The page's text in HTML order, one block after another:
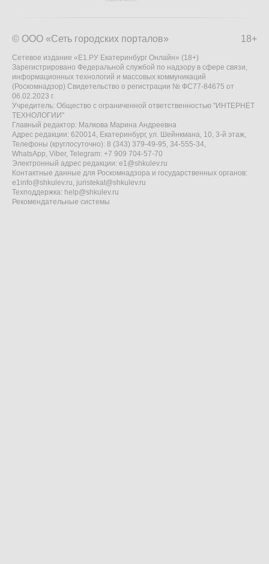
18+
© ООО «Сеть городских порталов»
Сетевое издание «Е1.РУ Екатеринбург Онлайн» (18+)
Зарегистрировано Федеральной службой по надзору в сфере связи,
информационных технологий и массовых коммуникаций
(Роскомнадзор) Свидетельство о регистрации № ФС77-84675 от
06.02.2023 г.
Учредитель: Общество с ограниченной ответственностью "ИНТЕРНЕТ
ТЕХНОЛОГИИ"
Главный редактор: Малкова Марина Андреевна
Адрес редакции: 620014, Екатеринбург, ул. Шейнкмана, 10, 3-й этаж,
Телефоны (круглосуточно): 8 (343) 379-49-95, 34-555-34,
WhatsApp, Viber, Telegram: +7 909 704-57-70
Электронный адрес редакции: e1@shkulev.ru
Контактные данные для Роскомнадзора и государственных органов:
e1info@shkulev.ru, juristekat@shkulev.ru
Техподдержка: help@shkulev.ru
Рекомендательные системы